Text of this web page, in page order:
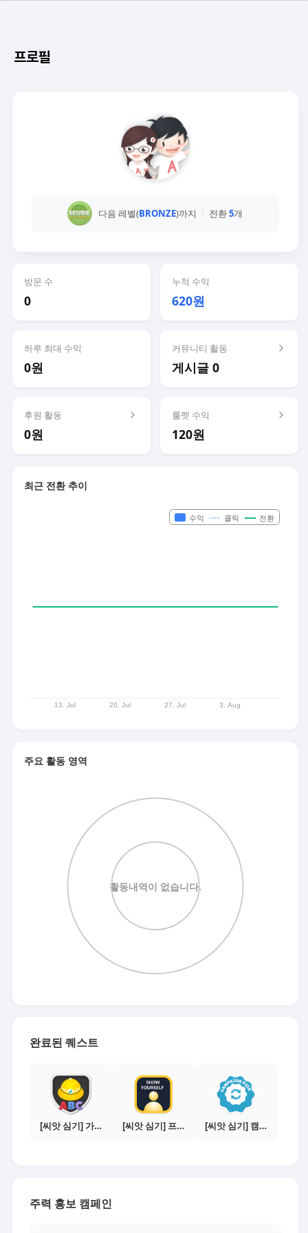
프로필
다음 레벨(BRONZE)까지 전환5개
방문 수
0
누적 수익
620원
하루 최대 수익
0원
커뮤니티 활동
게시글 0
후원 활동
0원
룰렛 수익
120원
최근 전환 추이
주요 활동 영역
완료된 퀘스트
[씨앗 심기] 가이드보기 - 매체별 활동 가이드 [씨앗 심기] 프로필 사진 등록하기 [씨앗 심기] 캠페인 선택하기 - PICK 1개
주력 홍보 캠페인